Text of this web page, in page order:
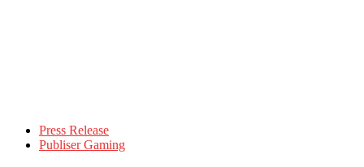
Press Release
Publiser Gaming